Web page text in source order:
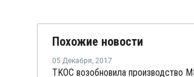
Похожие новости
05 Декабря, 2017
TKOC возобновила производство